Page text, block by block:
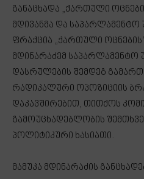
განაცხადა „ქართული
მდივანმა და
ფრაქცია „ქართული
მდინარაძემ საპარლამენტო
დასრულების შემდეგ
რადიკალური ოპოზიციის
დაკავშირებით, თითქოს
გამოუცხადებლობის
პოლიტიკური ხასიათი.
მამუკა მდინარაძის